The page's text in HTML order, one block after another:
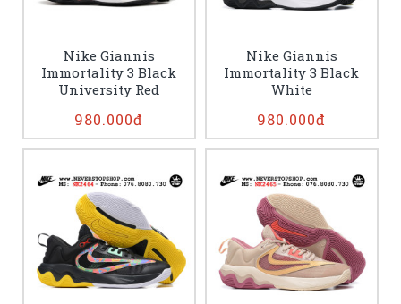
Nike Giannis
Immortality 3 Black
University Red
980.000đ
Nike Giannis
Immortality 3 Black
White
980.000đ